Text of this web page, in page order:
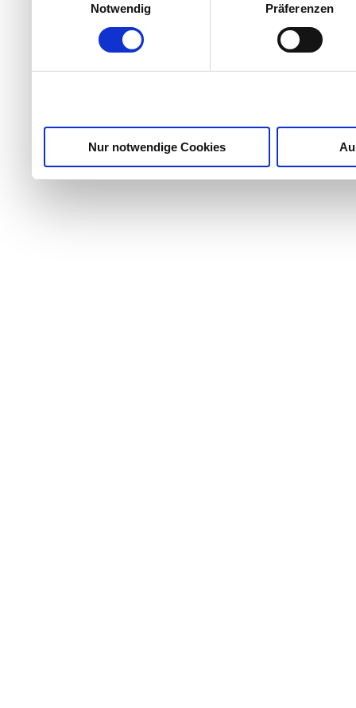
Partner führen diese
weiteren Daten
Notwendig
Präferenzen
Nur notwendige Cookies